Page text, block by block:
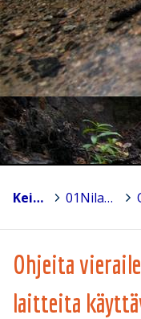
Keitele > 01Nilakan yhtenäiskoulu >
Ohjeita
laitteita